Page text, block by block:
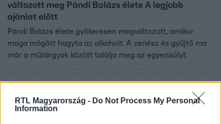
RTL Magyarország - Do Not Process My Personal
Information
változott meg Pándi Balázs élete A legjobb
ajánlat előtt
Pándi Balázs élete gyökeresen megváltozott, amikor
maga mögött hagyta az alkoholt. A zenész és gyűjtő ma
már a műtárgyak között találja meg az egyensúlyt.